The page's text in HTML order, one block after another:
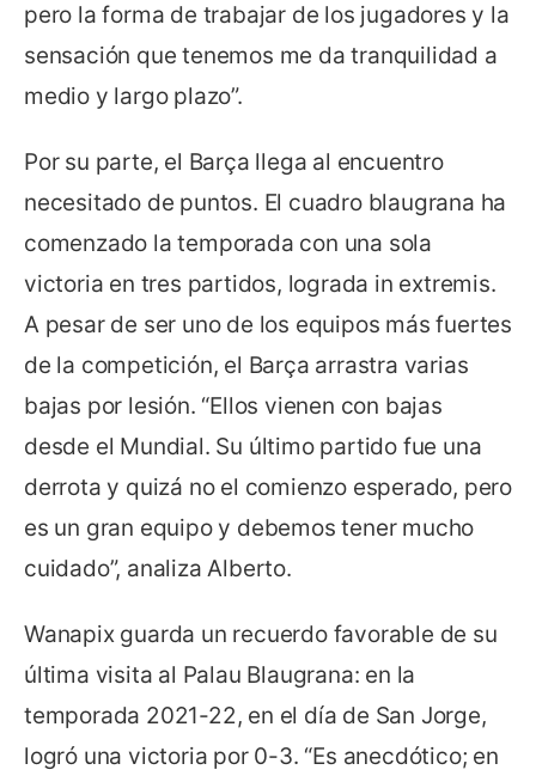
pero la forma de trabajar de los jugadores y la
sensación que tenemos me da tranquilidad a
medio y largo plazo”.
Por su parte, el Barça llega al encuentro
necesitado de puntos. El cuadro blaugrana ha
comenzado la temporada con una sola
victoria en tres partidos, lograda in extremis.
A pesar de ser uno de los equipos más fuertes
de la competición, el Barça arrastra varias
bajas por lesión. “Ellos vienen con bajas
desde el Mundial. Su último partido fue una
derrota y quizá no el comienzo esperado, pero
es un gran equipo y debemos tener mucho
cuidado”, analiza Alberto.
Wanapix guarda un recuerdo favorable de su
última visita al Palau Blaugrana: en la
temporada 2021-22, en el día de San Jorge,
logró una victoria por 0-3. “Es anecdótico; en